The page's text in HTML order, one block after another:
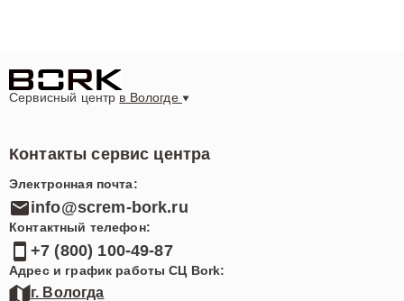
Сервисный центр в Вологде
Контакты сервис центра
Электронная почта:
info@screm-bork.ru
Контактный телефон:
+7 (800) 100-49-87
Адрес и график работы СЦ Bork:
г. Вологда